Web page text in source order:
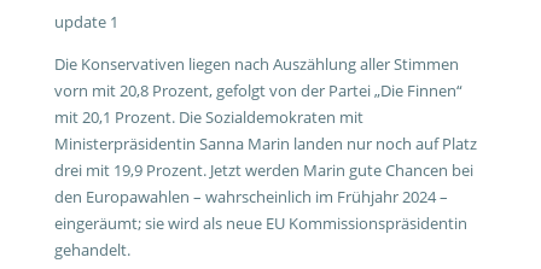
update 1
Die Konservativen liegen nach Auszählung aller Stimmen
vorn mit 20,8 Prozent, gefolgt von der Partei „Die Finnen“
mit 20,1 Prozent. Die Sozialdemokraten mit
Ministerpräsidentin Sanna Marin landen nur noch auf Platz
drei mit 19,9 Prozent. Jetzt werden Marin gute Chancen bei
den Europawahlen – wahrscheinlich im Frühjahr 2024 –
eingeräumt; sie wird als neue EU Kommissionspräsidentin
gehandelt.